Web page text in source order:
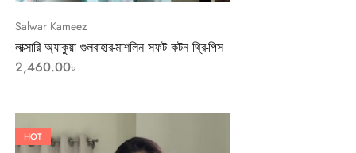
Salwar Kameez
লাক্সারি অ্যাকুয়া গুলবাহার-মাশলিন সফট কটন থ্রি-পিস
2,460.00৳
HOT